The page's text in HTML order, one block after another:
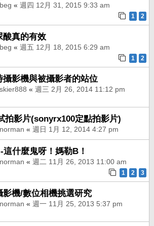
beg « 週四 12月 31, 2015 9:33 am
1 2
酸真的有效
beg « 週五 12月 18, 2015 6:29 am
1 2
攝影機與被攝影者的站位
skier888 « 週三 2月 26, 2014 11:12 pm
拍影片(sonyrx100定點拍影片)
norman « 週日 1月 12, 2014 4:27 pm
這什麼鬼呀！媽勒B！
norman « 週二 11月 26, 2013 11:00 am
1 2 3
影機/數位相機挑選研究
norman « 週一 11月 25, 2013 5:37 pm